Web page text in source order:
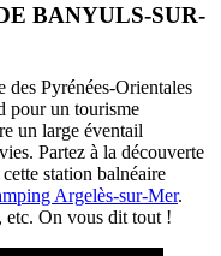
BANYULS-SUR-
des Pyrénées-Orientales
pour un tourisme
un large éventail
Partez à la découverte
station balnéaire
Argelès-sur-Mer.
etc. On vous dit tout !